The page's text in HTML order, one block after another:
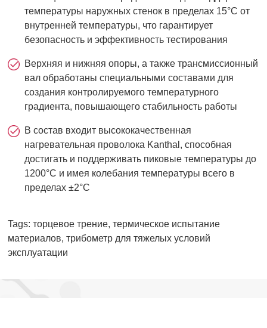
температуры наружных стенок в пределах 15°C от
внутренней температуры, что гарантирует
безопасность и эффективность тестирования
Верхняя и нижняя опоры, а также трансмиссионный
вал обработаны специальными составами для
создания контролируемого температурного
градиента, повышающего стабильность работы
В состав входит высококачественная
нагревательная проволока Kanthal, способная
достигать и поддерживать пиковые температуры до
1200°C и имея колебания температуры всего в
пределах ±2°C
Tags: торцевое трение, термическое испытание
материалов, трибометр для тяжелых условий
эксплуатации